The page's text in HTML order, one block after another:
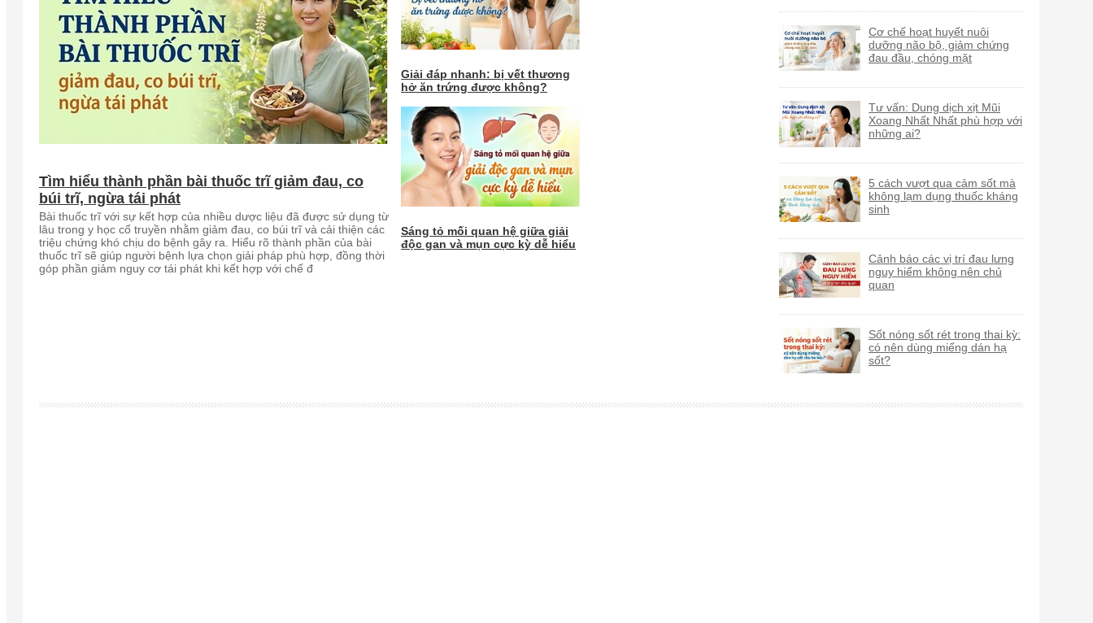
Tìm hiểu thành phần bài thuốc trĩ giảm đau, co
búi trĩ, ngừa tái phát
Bài thuốc trĩ với sự kết hợp của nhiều dược liệu đã được sử dụng từ
lâu trong y học cổ truyền nhằm giảm đau, co búi trĩ và cải thiện các
triệu chứng khó chịu do bệnh gây ra. Hiểu rõ thành phần của bài
thuốc trĩ sẽ giúp người bệnh lựa chọn giải pháp phù hợp, đồng thời
góp phần giảm nguy cơ tái phát khi kết hợp với chế đ
Giải đáp nhanh: bị vết thương
hở ăn trứng được không?
Sáng tỏ mối quan hệ giữa giải
độc gan và mụn cực kỳ dễ hiểu
Cơ chế hoạt huyết nuôi
dưỡng não bộ, giảm chứng
đau đầu, chóng mặt
Tư vấn: Dung dịch xịt Mũi
Xoang Nhất Nhất phù hợp với
những ai?
5 cách vượt qua cảm sốt mà
không lạm dụng thuốc kháng
sinh
Cảnh báo các vị trí đau lưng
nguy hiểm không nên chủ
quan
Sốt nóng sốt rét trong thai kỳ:
có nên dùng miếng dán hạ
sốt?